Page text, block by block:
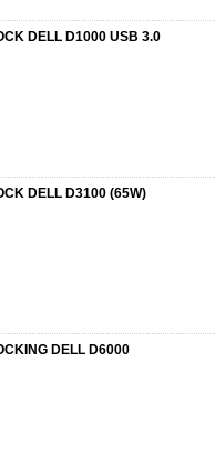
DELL D1000 USB 3.0
DELL D3100 (65W)
DELL D6000